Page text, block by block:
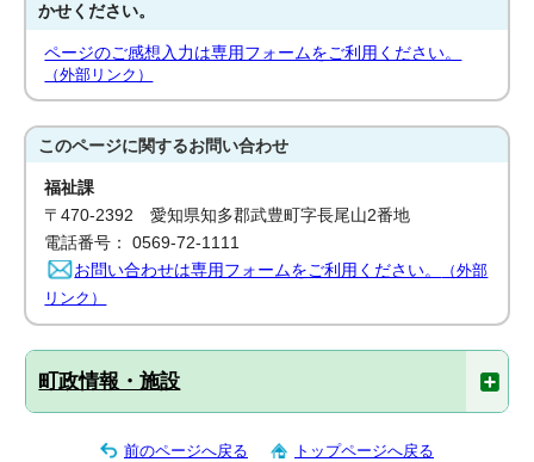
かせください。
ページのご感想入力は専用フォームをご利用ください。
（外部リンク）
このページに関するお問い合わせ
福祉課
〒470-2392 愛知県知多郡武豊町字長尾山2番地
電話番号： 0569-72-1111
お問い合わせは専用フォームをご利用ください。
（外部
リンク）
町政情報・施設
前のページへ戻る トップページへ戻る